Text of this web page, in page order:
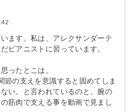
ます。私は、アレクサンダーテ
ピアニストに習っています。
ったとこは、
節の支えを意識すると固めてしま
い。と言われているのと、腕の
筋肉で支える事を動画で見まし